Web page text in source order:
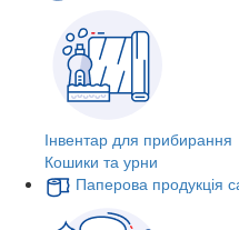
Інвентар для прибирання
Кошики та урни
Паперова продукція